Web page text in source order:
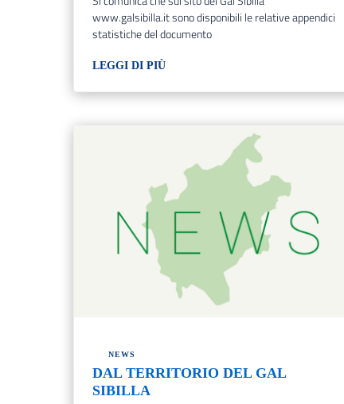
www.galsibilla.it sono disponibili le relative appendici
statistiche del documento
LEGGI DI PIÙ
NEWS
DAL TERRITORIO DEL GAL
SIBILLA